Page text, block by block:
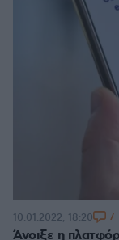
Άνοιξε η
10.01.2022, 18:20 7